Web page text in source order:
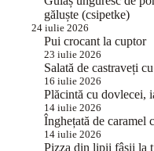
găluște (csipetke)
24 iulie 2026
Pui crocant la cuptor
23 iulie 2026
Salată de castraveți
16 iulie 2026
Plăcintă cu dovlecei,
14 iulie 2026
Înghețată de caramel
14 iulie 2026
Pizza din lipii fâșii la